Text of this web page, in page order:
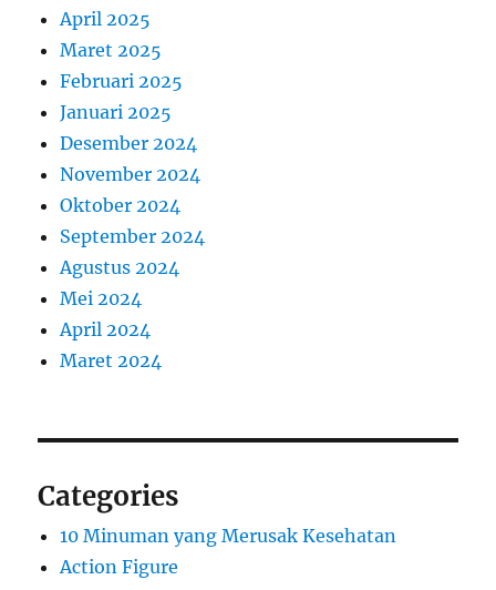
April 2025
Maret 2025
Februari 2025
Januari 2025
Desember 2024
November 2024
Oktober 2024
September 2024
Agustus 2024
Mei 2024
April 2024
Maret 2024
Categories
10 Minuman yang Merusak Kesehatan
Action Figure